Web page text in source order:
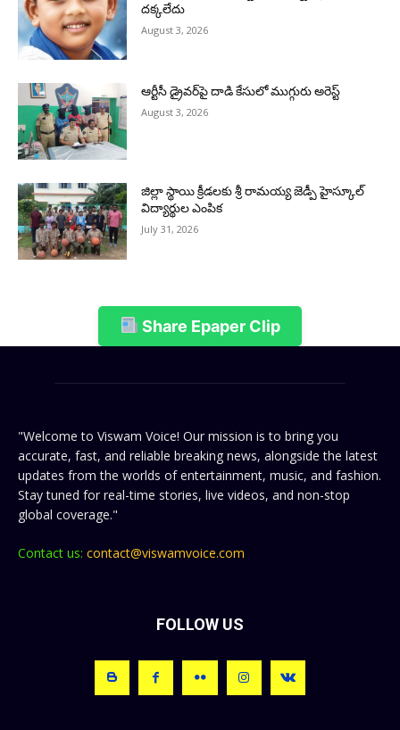
దక్కలేదు
August 3, 2026
ఆర్టీసీ డ్రైవర్‌పై దాడి కేసులో ముగ్గురు అరెస్ట్
August 3, 2026
జిల్లా స్థాయి క్రీడలకు శ్రీ రామయ్య జెడ్పీ హైస్కూల్
విద్యార్థుల ఎంపిక
July 31, 2026
Share Epaper Clip
"Welcome to Viswam Voice! Our mission is to bring you
accurate, fast, and reliable breaking news, alongside the latest
updates from the worlds of entertainment, music, and fashion.
Stay tuned for real-time stories, live videos, and non-stop
global coverage."
Contact us: contact@viswamvoice.com
FOLLOW US